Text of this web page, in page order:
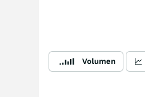
Volumen